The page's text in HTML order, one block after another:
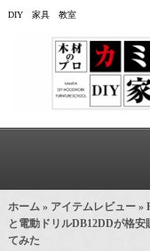
DIY 家具 教室
ホーム » アイテムレビュー»
と電動ドリルDB12DDが格
てみた